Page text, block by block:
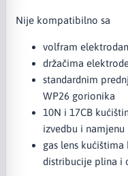
Nije kompatibilno sa
volfram
držačima
standardnim
WP26 gorionika
10N i 17CB
izvedbu i namjenu
gas lens
distribucije plina i